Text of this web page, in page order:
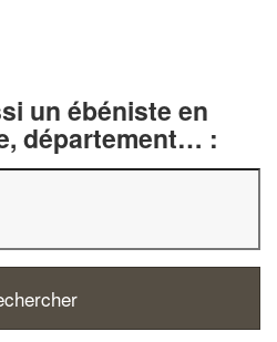
un ébéniste en
département… :